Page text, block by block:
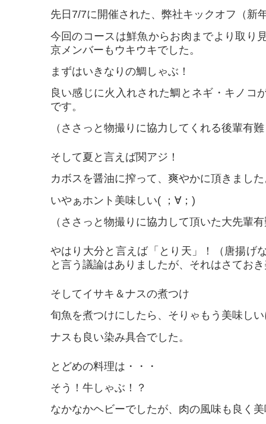
先日7/7に開催された、弊社キックオフ（新
今回のコースは鮮魚からお肉までより取り
京メンバーもウキウキでした。
まずはいきなりの鯛しゃぶ！
良い感じに火入れされた鯛とネギ・キノコ
です。
（ささっと物撮りに協力してくれる後輩有
そして夏と言えば関アジ！
カボスを醤油に搾って、爽やかに頂きまし
いやぁホント美味しい( ；∀；)
（ささっと物撮りに協力して頂いた大先輩
やはり大分と言えば「とり天」！（唐揚げ
と言う議論はありましたが、それはさてお
そしてイサキ＆ナスの煮つけ
旬魚を煮つけにしたら、そりゃもう美味し
ナスも良い染み具合でした。
とどめの料理は・・・
そう！牛しゃぶ！？
なかなかヘビーでしたが、肉の風味も良く